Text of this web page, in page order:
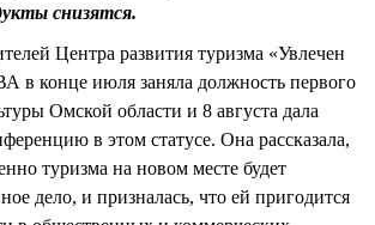
снизятся.
Центра развития туризма «Увлечен
в конце июля заняла должность первого
Омской области и 8 августа дала
в этом статусе. Она рассказала,
туризма на новом месте будет
дело, и призналась, что ей пригодится